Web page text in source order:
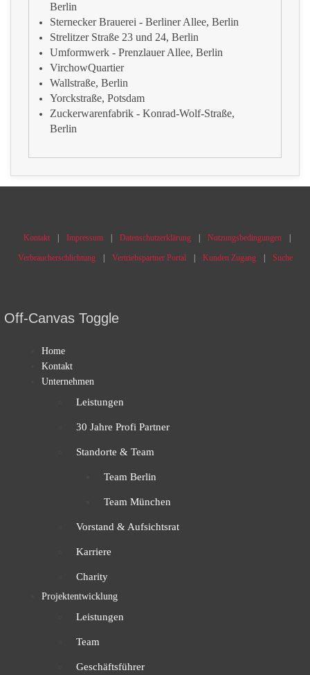
Berlin
Sternecker Brauerei - Berliner Allee, Berlin
Strelitzer Straße 23 und 24, Berlin
Umformwerk - Prenzlauer Allee, Berlin
VirchowQuartier
Wallstraße, Berlin
Yorckstraße, Potsdam
Zuckerwarenfabrik - Konrad-Wolf-Straße,
Berlin
Kontakt Impressum Datenschutzerklärung Nutzungsbedingungen
Verbraucherschlichtung Vertriebspartner Portal Kunden Zugang Suche
Off-Canvas Toggle
Home
Kontakt
Unternehmen
Leistungen
30 Jahre Profi Partner
Standorte & Team
Team Berlin
Team München
Vorstand & Aufsichtsrat
Karriere
Charity
Projektentwicklung
Leistungen
Team
Geschäftsführer